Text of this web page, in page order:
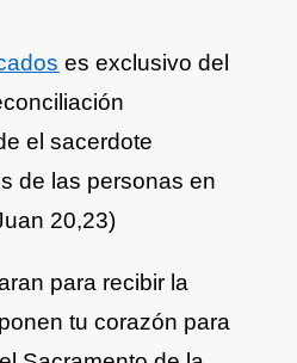
es exclusivo del
el sacerdote
de las personas en
20,23)
para recibir la
tu corazón para